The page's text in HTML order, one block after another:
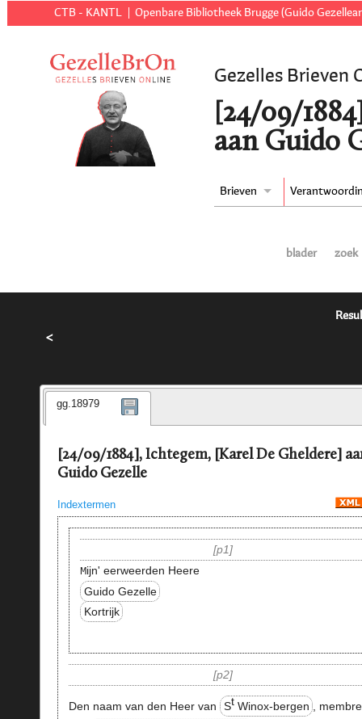
CTB - KANTL Openbare Bibliotheek Brugge (Guido
Gezelles Brieven
[24/09/
aan Guido
Brieven
blader zoek
<
gg.18979
[24/09/1884], Ichtegem, [Karel De Gheldere]
Guido Gezelle
Indextermen
p1
Mijn' eerweerden Heere
Guido Gezelle
Kortrijk
p2
Den naam van den Heer van StWinox-bergen
, membre